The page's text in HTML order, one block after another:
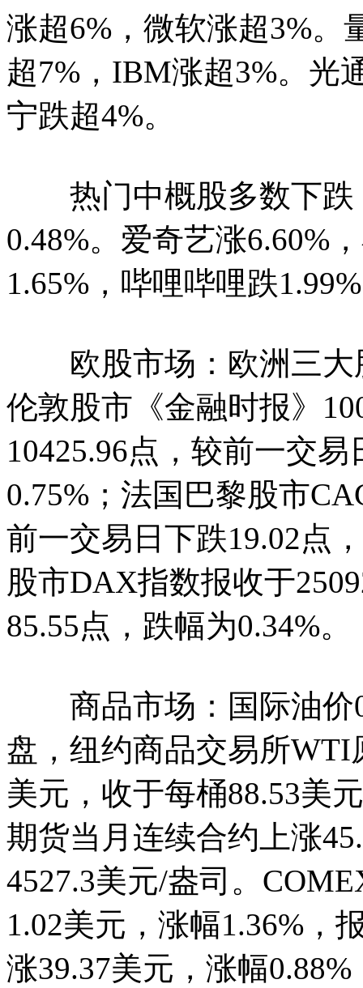
涨超6%，微软涨超3%。
超7%，IBM涨超3%。光
宁跌超4%。
热门中概股多数下跌
0.48%。爱奇艺涨6.60%
1.65%，哔哩哔哩跌
欧股市场：欧洲三大
伦敦股市《金融时报》
10425.96点，较前一交
0.75%；法国巴黎股市
前一交易日下跌19.02点
股市DAX指数报收于
85.55点，跌幅为0.34%。
商品市场：国际油价
盘，纽约商品交易所WTI
美元，收于每桶88.53美
期货当月连续合约上涨
4527.3美元/盎司。
1.02美元，涨幅1.36%，
涨39.37美元，涨幅